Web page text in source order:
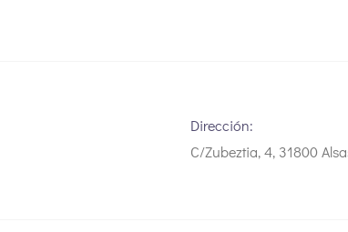
Dirección:
C/Zubeztia, 4, 31800